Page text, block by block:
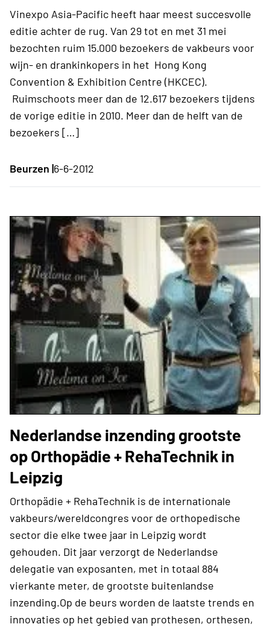
Vinexpo Asia-Pacific heeft haar meest succesvolle
editie achter de rug. Van 29 tot en met 31 mei
bezochten ruim 15.000 bezoekers de vakbeurs voor
wijn- en drankinkopers in het Hong Kong
Convention & Exhibition Centre (HKCEC).
Ruimschoots meer dan de 12.617 bezoekers tijdens
de vorige editie in 2010. Meer dan de helft van de
bezoekers […]
Beurzen |6-6-2012
Nederlandse inzending grootste
op Orthopädie + RehaTechnik in
Leipzig
Orthopädie + RehaTechnik is de internationale
vakbeurs/wereldcongres voor de orthopedische
sector die elke twee jaar in Leipzig wordt
gehouden. Dit jaar verzorgt de Nederlandse
delegatie van exposanten, met in totaal 884
vierkante meter, de grootste buitenlandse
inzending.Op de beurs worden de laatste trends en
innovaties op het gebied van prothesen, orthesen,